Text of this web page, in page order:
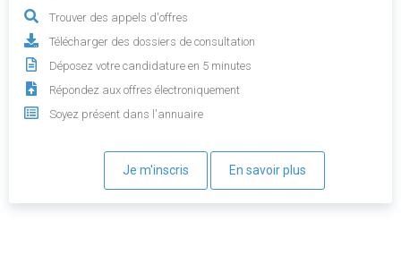
Trouver des appels d'offres
Télécharger des dossiers de consultation
Déposez votre candidature en 5 minutes
Répondez aux offres électroniquement
Soyez présent dans l'annuaire
Je m'inscris En savoir plus